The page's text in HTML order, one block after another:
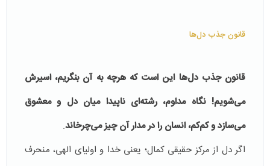
قانون جذب دل‌ها
قانون جذب دل‌ها این است که هرچه به آن بنگریم، اسیرش
می‌شویم! نگاه مداوم، رشته‌ای ناپیدا میان دل و معشوق
می‌سازد و کم‌کم، انسان را در مدار آن چیز می‌چرخاند.
اگر دل از مرکز حقیقی کمال؛ یعنی خدا و اولیای الهی، منحرف